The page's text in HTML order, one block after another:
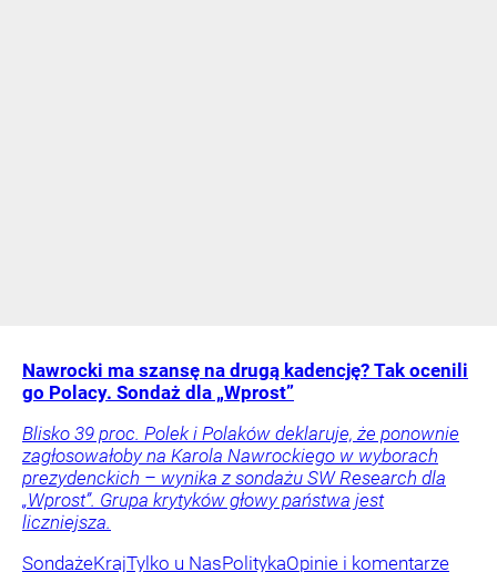
Nawrocki ma szansę na drugą kadencję? Tak ocenili
go Polacy. Sondaż dla „Wprost”
Blisko 39 proc. Polek i Polaków deklaruje, że ponownie
zagłosowałoby na Karola Nawrockiego w wyborach
prezydenckich – wynika z sondażu SW Research dla
„Wprost”. Grupa krytyków głowy państwa jest
liczniejsza.
SondażeKrajTylko u NasPolitykaOpinie i komentarze